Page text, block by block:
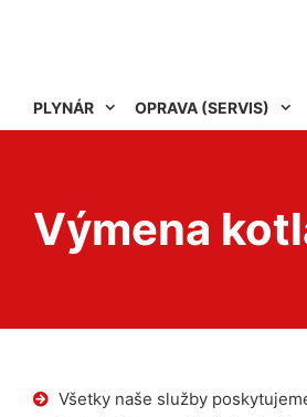
PLYNÁR OPRAVA (SERVIS)
Výmena
Všetky naše služby